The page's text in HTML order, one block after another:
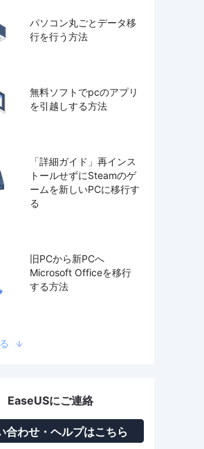
パソコン丸ごとデータ移
行を行う方法
無料ソフトでpcのアプリ
を引越しする方法
「詳細ガイド」再インス
トールせずにSteamのゲ
ームを新しいPCに移行す
る
旧PCから新PCへ
Microsoft Officeを移行
する方法
EaseUSにご連絡
合わせ・ヘルプはこちら